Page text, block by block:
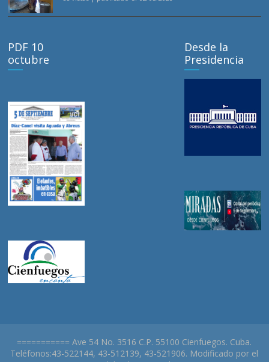
PDF 10
octubre
Desde la
Presidencia
=========== Ave 54 No. 3516 C.P. 55100 Cienfuegos. Cuba.
Teléfonos:43-522144, 43-512139, 43-521906. Modificado por el